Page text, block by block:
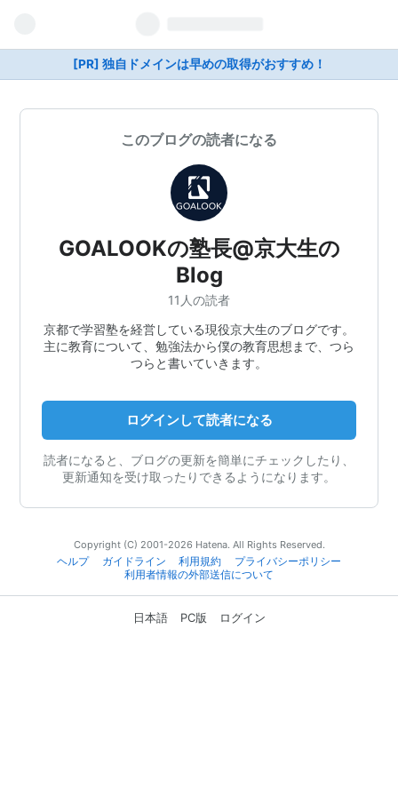
[PR] 独自ドメインは早めの取得がおすすめ！
このブログの読者になる
GOALOOKの塾長@京大生の
Blog
11人の読者
京都で学習塾を経営している現役京大生のブログです。
主に教育について、勉強法から僕の教育思想まで、つら
つらと書いていきます。
ログインして読者になる
読者になると、ブログの更新を簡単にチェックしたり、
更新通知を受け取ったりできるようになります。
Copyright (C) 2001-2026 Hatena. All Rights Reserved.
ヘルプ
ガイドライン 利用規約
プライバシーポリシー
利用者情報の外部送信について
日本語 PC版 ログイン